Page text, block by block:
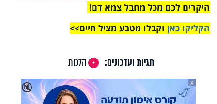
היקרים לכם מכל מחבל צמא דם!
הקליקו כאן וקבלו מטבע מציל חיים>>
תגיות ועדכונים:
הלכות
🔇
X